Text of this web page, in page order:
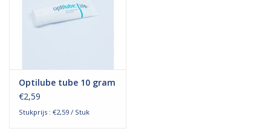
Optilube tube 10 gram
€2,59
Stukprijs : €2,59 / Stuk